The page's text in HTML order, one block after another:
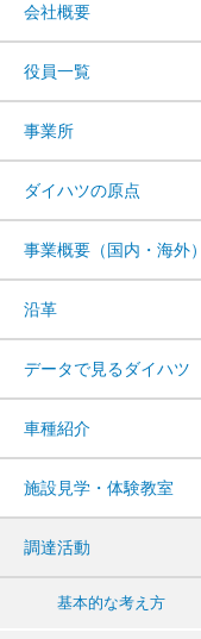
会社概要
役員一覧
事業所
ダイハツの原点
事業概要（国内・海外）
沿革
データで見るダイハツ
車種紹介
施設見学・体験教室
調達活動
基本的な考え方